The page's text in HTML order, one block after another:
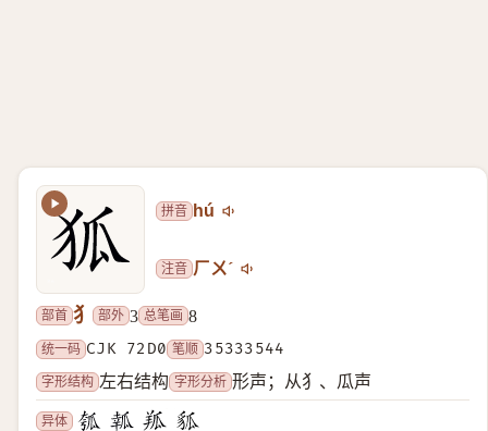
拼音 hú
注音 ㄏㄨˊ
部首 犭 部外 3 总笔画 8
统一码 CJK 72D0 笔顺 35333544
字形结构 左右结构 字形分析 形声；从犭、瓜声
异体